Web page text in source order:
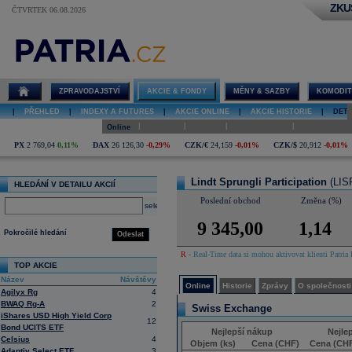
ČTVRTEK 06.08.2026
Lindt Sprungli
Participation
ZPRAVODAJSTVÍ AKCIE & FONDY MĚNY & SAZBY
PŘEHLED INDEXY A FUTURES AKCIE ONLINE AKCIE HISTORIE
Online
PX 2 769,04 0,11% DAX 26 126,30 -0,29% CZK/€ 24,159 -0,01% CZK/$ 20,912 -0,01%
HLEDÁNÍ V DETAILU AKCIÍ
select
Odeslat
Pokročilé hledání
TOP AKCIE
Název
Návštěvy
Agilyx Rg
4
BWAQ Rg-A
2
iShares USD High Yield Corp
Bond UCITS ETF
12
Celsius
4
Lindt Sprungli Participation
Poslední obchod Změna (%)
9 345,00 1,14
R - Real-Time data si mohou aktivovat klienti
Online Historie Zprávy O společnosti
Swiss Exchange
Nejlepší nákup
Objem (ks)
Cena (CHF)
Cena